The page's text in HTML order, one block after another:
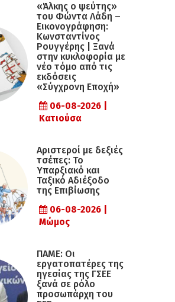
«Άλκης ο ψεύτης»
του Φώντα Λάδη –
Εικονογράφηση:
Κωνσταντίνος
Ρουγγέρης | Ξανά
στην κυκλοφορία με
νέο τόμο από τις
εκδόσεις
«Σύγχρονη Εποχή»
06-08-2026 |
Κατιούσα
Αριστεροί με δεξιές
τσέπες: Το
Υπαρξιακό και
Ταξικό Αδιέξοδο
της Επιβίωσης
06-08-2026 |
Μώμος
ΠΑΜΕ: Οι
εργατοπατέρες της
ηγεσίας της ΓΣΕΕ
ξανά σε ρόλο
προσωπάρχη του